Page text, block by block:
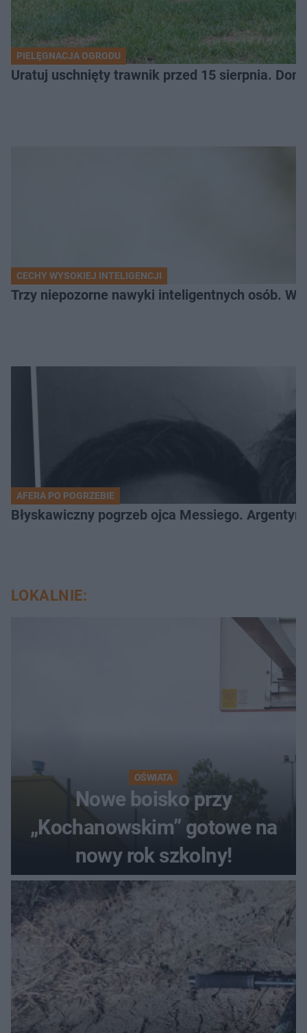
PIELĘGNACJA OGRODU
Uratuj uschnięty trawnik przed 15 sierpnia.
CECHY WYSOKIEJ INTELIGENCJI
Trzy niepozorne nawyki inteligentnych osób.
AFERA PO POGRZEBIE
Błyskawiczny pogrzeb ojca Messiego.
LOKALNIE:
OŚWIATA
Nowe boisko przy
„Kochanowskim” gotowe na
nowy rok szkolny!